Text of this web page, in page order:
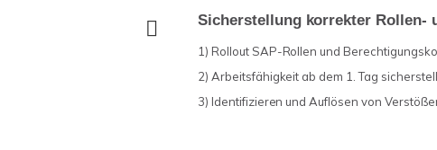
Sicherstellung korrekter Rollen-
1) Rollout SAP-Rollen und
2) Arbeitsfähigkeit ab dem 1. Tag
3) Identifizieren und Auflösen von